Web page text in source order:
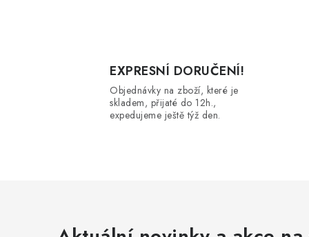
EXPRESNÍ DORUČENÍ!
Objednávky na zboží, které je
skladem, přijaté do 12h.,
expedujeme ještě týž den.